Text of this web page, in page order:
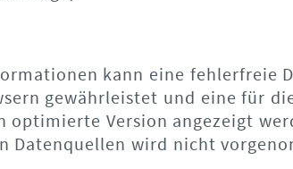
kann eine fehlerfreie
gewährleistet und eine für
optimierte Version angezeigt
Datenquellen wird nicht